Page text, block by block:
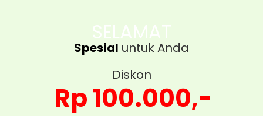
SELAMAT
Spesial untuk Anda
Diskon
Rp 100.000,-